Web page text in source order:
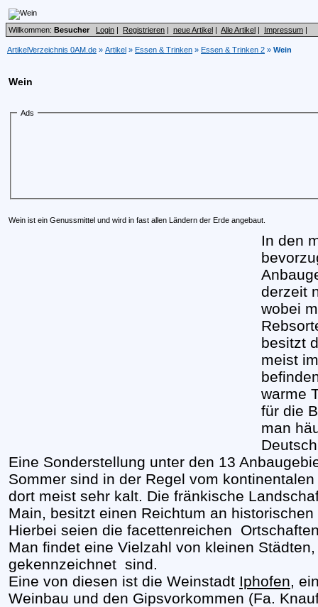
Willkommen: Besucher Login | Registrieren | neue Artikel | Alle Artikel | Impressum |
ArtikelVerzeichnis 0AM.de » Artikel » Essen & Trinken » Essen & Trinken 2 » Wein
Wein
Ads
Wein ist ein Genussmittel und wird in fast allen Ländern der Erde angebaut.
In den
derzeit
wobei
besitzt
meist
warme
für die
man
Eine Sonderstellung unter den 13
Sommer sind in der Regel vom
dort meist sehr kalt. Die fränkische
Main, besitzt einen Reichtum an
Hierbei seien die facettenreichen
Man findet eine Vielzahl von kleinen
gekennzeichnet sind.
Eine von diesen ist die Weinstadt Iphofen,
Weinbau und den Gipsvorkommen (Fa.